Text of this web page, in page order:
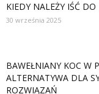
KIEDY NALEŻY IŚĆ
30 września 2025
BAWEŁNIANY KOC W
ALTERNATYWA DLA
ROZWIĄZAŃ